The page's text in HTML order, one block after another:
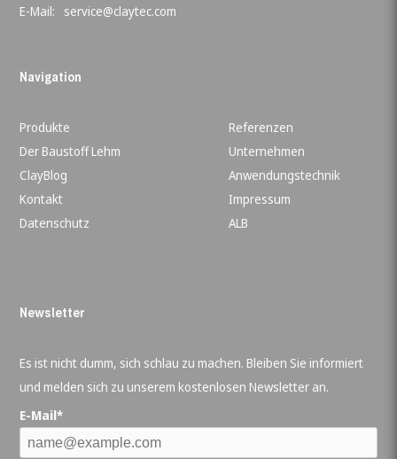
E-Mail:
service@claytec.com
Navigation
Produkte
Referenzen
Der Baustoff Lehm
Unternehmen
ClayBlog
Anwendungstechnik
Kontakt
Impressum
Datenschutz
ALB
Newsletter
Es ist nicht dumm, sich schlau zu machen. Bleiben Sie informiert
und melden sich zu unserem kostenlosen Newsletter an.
E-Mail*